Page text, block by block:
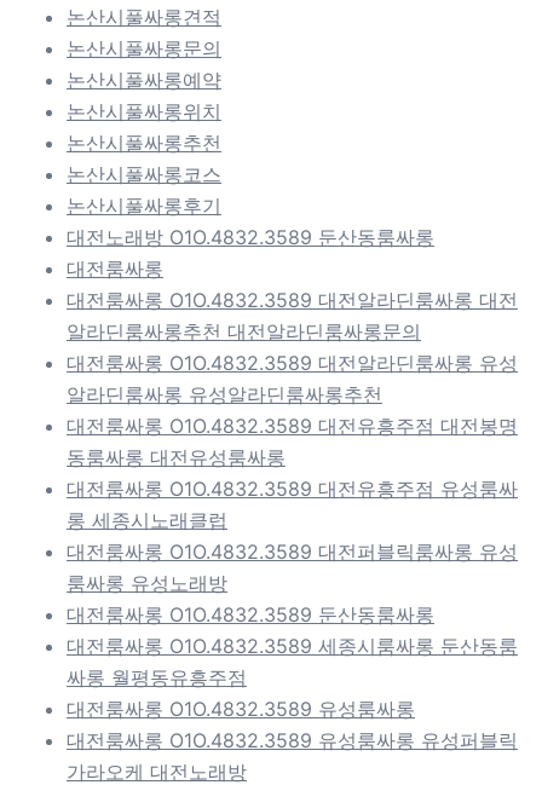
논산시풀싸롱견적
논산시풀싸롱문의
논산시풀싸롱예약
논산시풀싸롱위치
논산시풀싸롱추천
논산시풀싸롱코스
논산시풀싸롱후기
대전노래방 O1O.4832.3589 둔산동룸싸롱
대전룸싸롱
대전룸싸롱 O1O.4832.3589 대전알라딘룸싸롱 대전
알라딘룸싸롱추천 대전알라딘룸싸롱문의
대전룸싸롱 O1O.4832.3589 대전알라딘룸싸롱 유성
알라딘룸싸롱 유성알라딘룸싸롱추천
대전룸싸롱 O1O.4832.3589 대전유흥주점 대전봉명
동룸싸롱 대전유성룸싸롱
대전룸싸롱 O1O.4832.3589 대전유흥주점 유성룸싸
롱 세종시노래클럽
대전룸싸롱 O1O.4832.3589 대전퍼블릭룸싸롱 유성
룸싸롱 유성노래방
대전룸싸롱 O1O.4832.3589 둔산동룸싸롱
대전룸싸롱 O1O.4832.3589 세종시룸싸롱 둔산동룸
싸롱 월평동유흥주점
대전룸싸롱 O1O.4832.3589 유성룸싸롱
대전룸싸롱 O1O.4832.3589 유성룸싸롱 유성퍼블릭
가라오케 대전노래방